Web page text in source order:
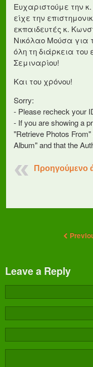
Ευχαριστούμε την
είχε την
εκπαιδευτές κ.
Νικόλαο Μούσα για
όλη τη διάρκεια
Σεμιναρίου!
Και του χρόνου!
Sorry:
- Please recheck your
- If you are showing a
"Retrieve Photos
Album" and that the
Προηγούμενο
Leave a Reply